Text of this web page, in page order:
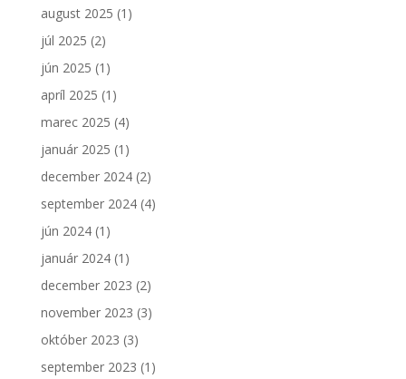
august 2025 (1)
júl 2025 (2)
jún 2025 (1)
apríl 2025 (1)
marec 2025 (4)
január 2025 (1)
december 2024(2)
september 2024(4)
jún 2024(1)
január 2024(1)
december 2023 (2)
november 2023 (3)
október 2023 (3)
september 2023 (1)